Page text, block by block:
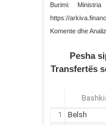
Burimi:
https://
Komente dhe
Pesha
Transfertës